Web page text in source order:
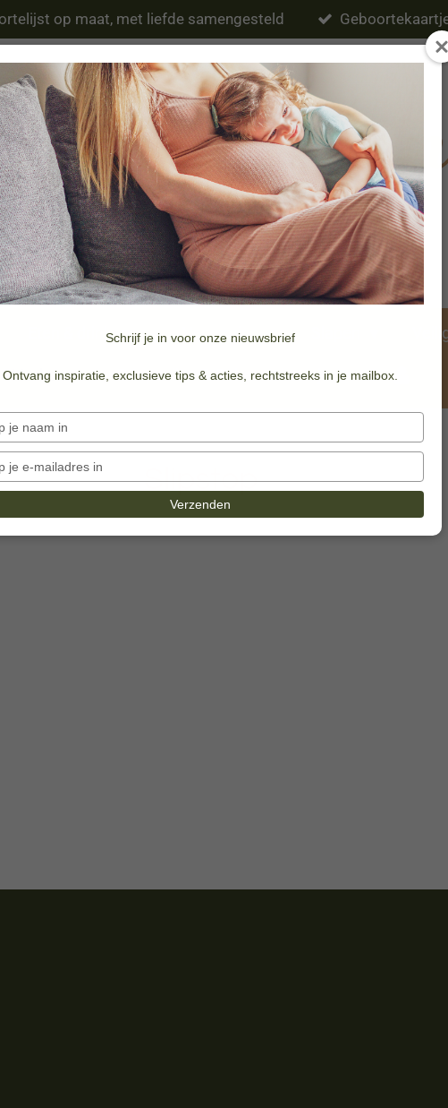
Schrijf je in voor onze nieuwsbrief
Ontvang inspiratie, exclusieve tips & acties, rechtstreeks in je mailbox.
je
in
je
e-
mailadres
in
Verzenden
op maat, met liefde samengesteld
Eten & drinken Verzorging
Merken Doopsuiker & Geboortekaartjes
Slipstop